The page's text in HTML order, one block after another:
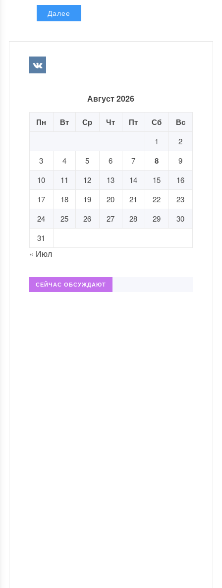
Далее
Август 2026
Пн Вт Ср Чт Пт Сб Вс
1
2
3
4 5 6 7 8
9
10
11 12 13 14 15
16
17
18 19 20 21 22
23
24
25 26 27 28 29
30
31
« Июл
СЕЙЧАС ОБСУЖДАЮТ